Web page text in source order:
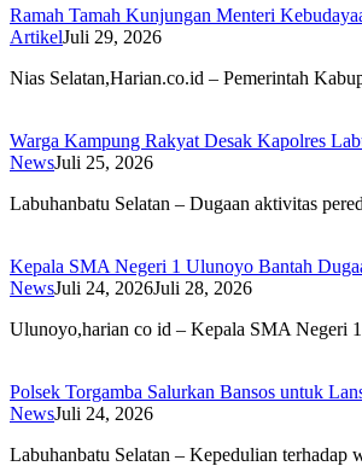
Ramah Tamah Kunjungan Menteri
ArtikelJuli 29, 2026
Nias Selatan,Harian.co.id – Pemerintah
Warga Kampung Rakyat Desak Kapolres
NewsJuli 25, 2026
Labuhanbatu Selatan – Dugaan aktivitas
Kepala SMA Negeri 1 Ulunoyo Bantah
NewsJuli 24, 2026Juli 28, 2026
Ulunoyo,harian co id – Kepala SMA Negeri
Polsek Torgamba Salurkan Bansos untuk
NewsJuli 24, 2026
Labuhanbatu Selatan – Kepedulian terhadap